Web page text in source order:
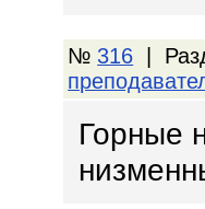
№ 316 |
Горные